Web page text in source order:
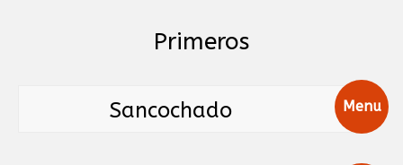
Primeros
Sancochado Menu